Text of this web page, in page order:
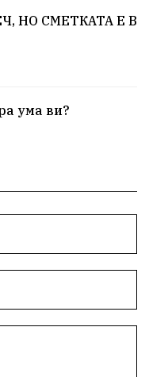
Акция
НО СМЕТКАТА Е В
ума ви?